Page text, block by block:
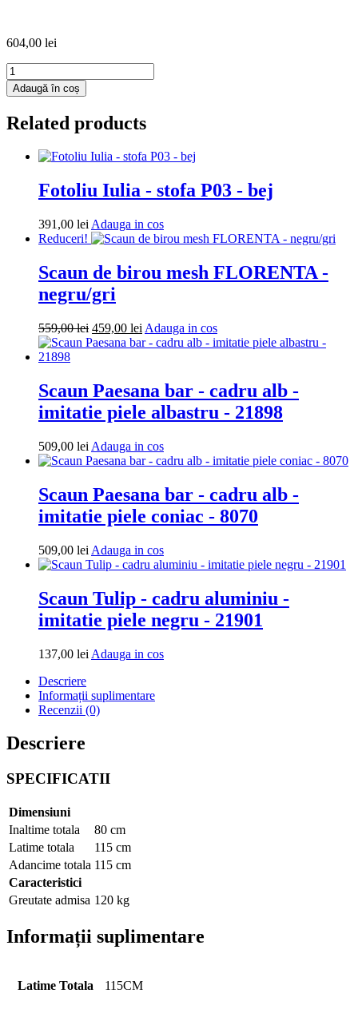
604,00 lei
Cantitate
Fotoliu
puf
Ball
imitatie
albastru/galben
Adaugă în coș
Related products
Fotoliu Iulia - stofa P03 - bej
391,00 lei Adauga in cosAdauga
in
Reduceri!
Scaun de birou mesh FLORENTA -
negru/gri
559,00lei Prețul
inițial
559,00 lei.
459,00 lei Prețul
curent
Adauga in cosAdauga
in
Scaun Paesana bar - cadru alb -
imitatie piele albastru - 21898
509,00 lei Adauga in cosAdauga
in
Scaun Paesana bar - cadru alb -
imitatie piele coniac - 8070
509,00 lei Adauga in cosAdauga
in
Scaun Tulip - cadru aluminiu -
imitatie piele negru - 21901
137,00 lei Adauga in cosAdauga
Descriere
Informații suplimentare
Recenzii (0)
Descriere
SPECIFICATII
Dimensiuni
Inaltime totala
80 cm
Latime totala
115 cm
Adancime totala 115 cm
Caracteristici
Greutate admisa 120 kg
Informații suplimentare
Latime Totala 115CM